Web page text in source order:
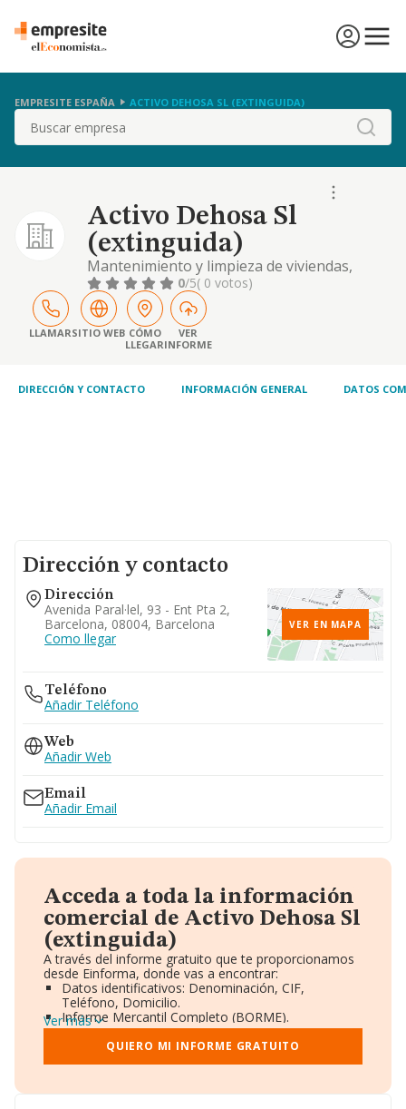
EMPRESITE ESPAÑA ACTIVO DEHOSA SL (EXTINGUIDA)
Buscar
Activo Dehosa Sl
(extinguida)
Mantenimiento y limpieza de viviendas,
jardines y anexos, locales comerciales y
otros bienes inmuebles, asi como bienes
muebles. prestacion de servicios
consistentes en almacenamiento, transporte
de mercancias, etc
0/5( 0 votos)
LLAMARSITIO WEB CÓMO
LLEGAR
VER
INFORME
DIRECCIÓN Y CONTACTO INFORMACIÓN GENERAL DATOS
Dirección y contacto
Dirección
Avenida Paral·lel, 93 - Ent Pta 2,
Barcelona, 08004, Barcelona
Como llegar
VER EN MAPA
Teléfono
Añadir Teléfono
Web
Añadir Web
Email
Añadir Email
Acceda a toda la información
comercial de Activo Dehosa Sl
(extinguida)
A través del informe gratuito que te proporcionamos
desde Einforma, donde vas a encontrar:
Datos identificativos: Denominación, CIF,
Teléfono, Domicilio.
Informe Mercantil Completo (BORME).
Gráficos de Evolución Ventas y Empleados.
Consejo de Administración y Administradores.
Directivos y Ejecutivos.
Ver más
QUIERO MI INFORME GRATUITO